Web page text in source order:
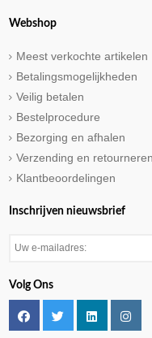
Webshop
Meest verkochte artikelen
Betalingsmogelijkheden
Veilig betalen
Bestelprocedure
Bezorging en afhalen
Verzending en retourneren
Klantbeoordelingen
Inschrijven nieuwsbrief
Volg Ons